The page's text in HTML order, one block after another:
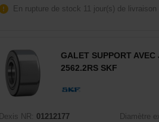
En rupture de stock 11 jour(s) de livraison
GALET SUPPORT AVEC
2562.2RS SKF
Dexis NR:
01212177
Diamètre